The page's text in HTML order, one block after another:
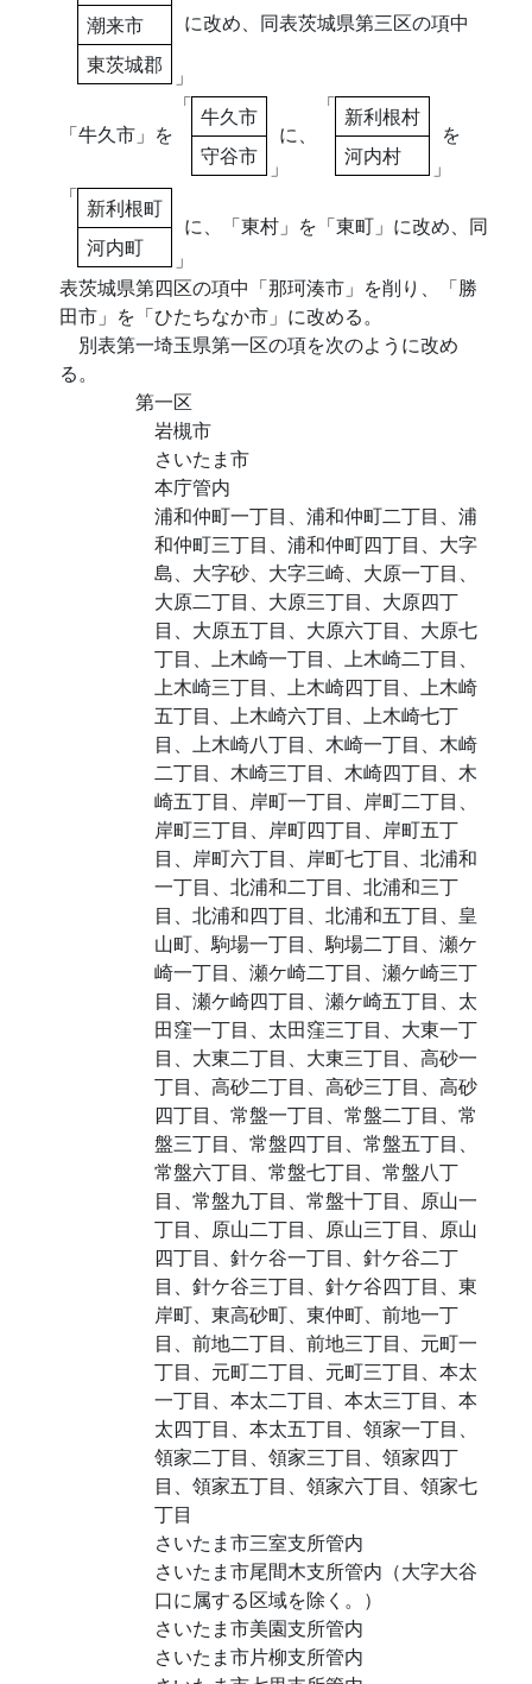
潮来市
東茨城郡
」
に改め、同表茨城県第三区の項中
「牛久市」を
「 牛久市
守谷市
」
に、
「 新利根村
河内村
」
を
「 新利根町
河内町
」
に、「東村」を「東町」に改め、同
表茨城県第四区の項中「那珂湊市」を削り、「勝
田市」を「ひたちなか市」に改める。
別表第一埼玉県第一区の項を次のように改め
る。
第一区
岩槻市
さいたま市
本庁管内
浦和仲町一丁目、浦和仲町二丁目、浦
和仲町三丁目、浦和仲町四丁目、大字
島、大字砂、大字三崎、大原一丁目、
大原二丁目、大原三丁目、大原四丁
目、大原五丁目、大原六丁目、大原七
丁目、上木崎一丁目、上木崎二丁目、
上木崎三丁目、上木崎四丁目、上木崎
五丁目、上木崎六丁目、上木崎七丁
目、上木崎八丁目、木崎一丁目、木崎
二丁目、木崎三丁目、木崎四丁目、木
崎五丁目、岸町一丁目、岸町二丁目、
岸町三丁目、岸町四丁目、岸町五丁
目、岸町六丁目、岸町七丁目、北浦和
一丁目、北浦和二丁目、北浦和三丁
目、北浦和四丁目、北浦和五丁目、皇
山町、駒場一丁目、駒場二丁目、瀬ケ
崎一丁目、瀬ケ崎二丁目、瀬ケ崎三丁
目、瀬ケ崎四丁目、瀬ケ崎五丁目、太
田窪一丁目、太田窪三丁目、大東一丁
目、大東二丁目、大東三丁目、高砂一
丁目、高砂二丁目、高砂三丁目、高砂
四丁目、常盤一丁目、常盤二丁目、常
盤三丁目、常盤四丁目、常盤五丁目、
常盤六丁目、常盤七丁目、常盤八丁
目、常盤九丁目、常盤十丁目、原山一
丁目、原山二丁目、原山三丁目、原山
四丁目、針ケ谷一丁目、針ケ谷二丁
目、針ケ谷三丁目、針ケ谷四丁目、東
岸町、東高砂町、東仲町、前地一丁
目、前地二丁目、前地三丁目、元町一
丁目、元町二丁目、元町三丁目、本太
一丁目、本太二丁目、本太三丁目、本
太四丁目、本太五丁目、領家一丁目、
領家二丁目、領家三丁目、領家四丁
目、領家五丁目、領家六丁目、領家七
丁目
さいたま市三室支所管内
さいたま市尾間木支所管内（大字大谷
口に属する区域を除く。）
さいたま市美園支所管内
さいたま市片柳支所管内